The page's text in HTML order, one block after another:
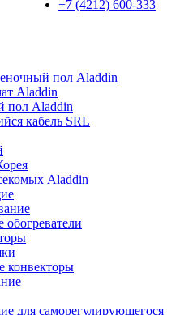
+7 (4212) 600-333
пол Aladdin
Aladdin
пол Aladdin
кабель SRL
Aladdin
конвекторы
для саморегулирующегося